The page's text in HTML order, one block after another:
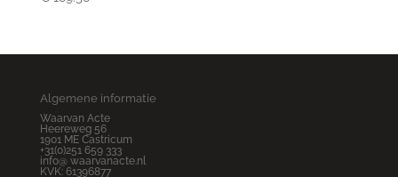
Algemene informatie
Waarvan Acte
Heereweg 56
1901 ME Castricum
+31(0)251 659 333
info@ waarvanacte.nl
KVK: 61396877